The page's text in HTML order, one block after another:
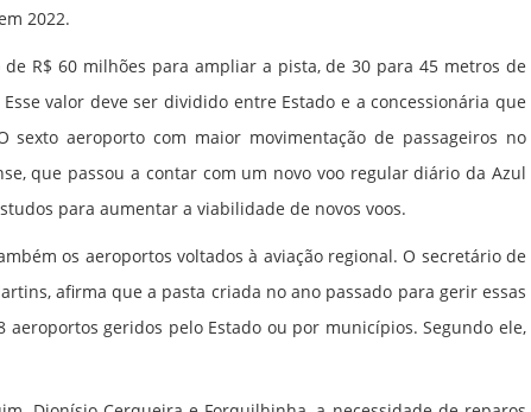
2022.
R$ 60 milhões para ampliar a pista, de 30 para 45 metros de
valor deve ser dividido entre Estado e a concessionária que
aeroporto com maior movimentação de passageiros no
que passou a contar com um novo voo regular diário da Azul
para aumentar a viabilidade de novos voos.
os aeroportos voltados à aviação regional. O secretário de
afirma que a pasta criada no ano passado para gerir essas
geridos pelo Estado ou por municípios. Segundo ele,